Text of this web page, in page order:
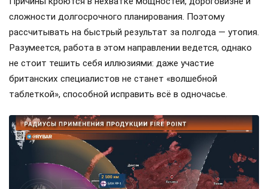
сложности долгосрочного планирования. Поэтому
рассчитывать на быстрый результат за полгода — утопия.
Разумеется, работа в этом направлении ведется, однако
не стоит тешить себя иллюзиями: даже участие
британских специалистов не станет «волшебной
таблеткой», способной исправить всё в одночасье.